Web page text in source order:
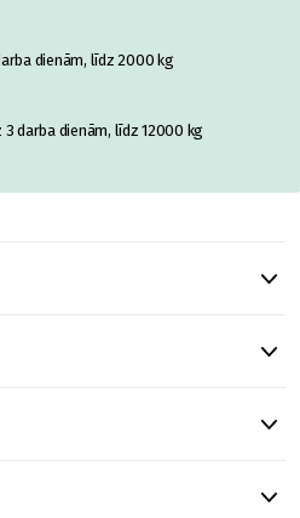
dienām, līdz 2000 kg
darba dienām, līdz 12000 kg